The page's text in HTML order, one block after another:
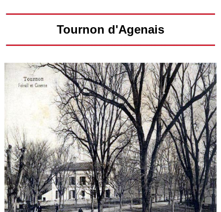
Tournon d'Agenais